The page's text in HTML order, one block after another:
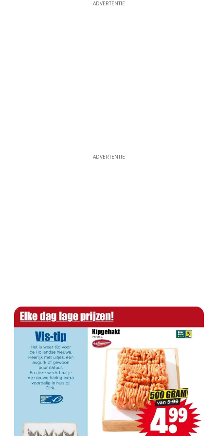
ADVERTENTIE
ADVERTENTIE